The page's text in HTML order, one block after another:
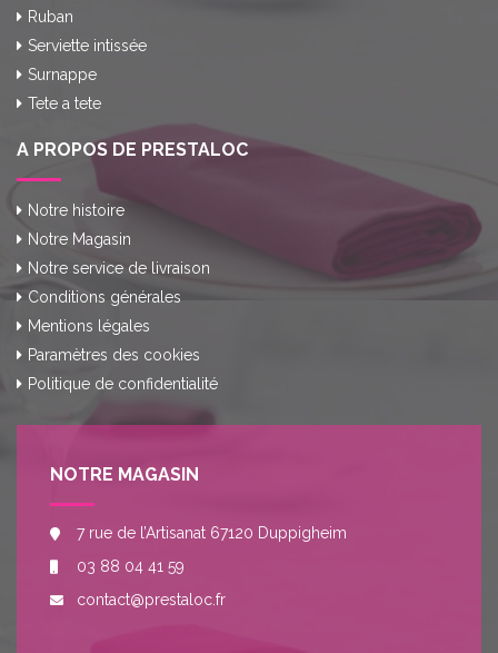
Ruban
Serviette intissée
Surnappe
Tete a tete
A PROPOS DE PRESTALOC
Notre histoire
Notre Magasin
Notre service de livraison
Conditions générales
Mentions légales
Paramètres des cookies
Politique de confidentialité
NOTRE MAGASIN
7 rue de l’Artisanat 67120 Duppigheim
03 88 04 41 59
contact@prestaloc.fr